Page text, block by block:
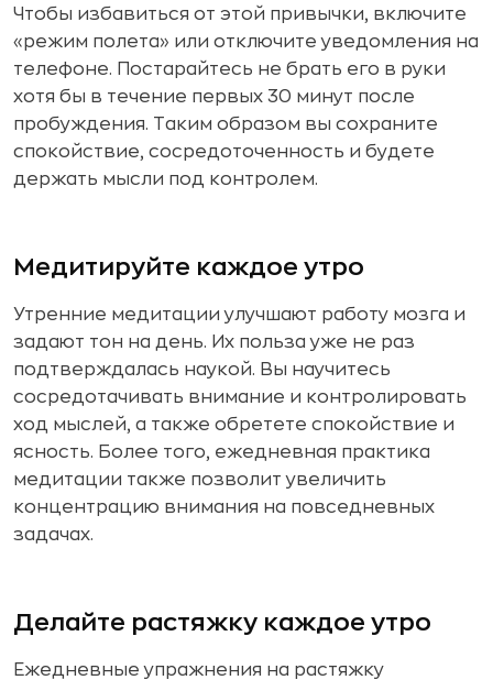
Чтобы избавиться от этой привычки, включите
«режим полета» или отключите уведомления на
телефоне. Постарайтесь не брать его в руки
хотя бы в течение первых 30 минут после
пробуждения. Таким образом вы сохраните
спокойствие, сосредоточенность и будете
держать мысли под контролем.
Медитируйте каждое утро
Утренние медитации улучшают работу мозга и
задают тон на день. Их польза уже не раз
подтверждалась наукой. Вы научитесь
сосредотачивать внимание и контролировать
ход мыслей, а также обретете спокойствие и
ясность. Более того, ежедневная практика
медитации также позволит увеличить
концентрацию внимания на повседневных
задачах.
Делайте растяжку каждое утро
Ежедневные упражнения на растяжку